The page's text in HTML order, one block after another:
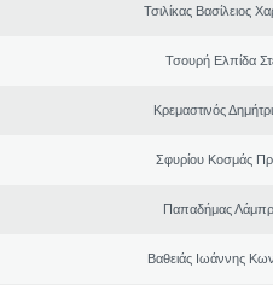
Τσιλίκας Βασίλειος
Τσουρή Ελπίδα
Κρεμαστινός
Σφυρίου Κοσμάς
Παπαδήμας
Βαθειάς Ιωάννης